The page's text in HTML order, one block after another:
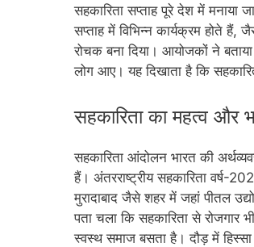
सहकारिता सप्ताह पूरे देश में
सप्ताह में विभिन्न कार्यक्रम होते
रोचक बना दिया। आयोजकों ने
लोग आए। यह दिखाता है कि
सहकारिता का महत्व और
सहकारिता आंदोलन भारत की
हैं। अंतरराष्ट्रीय सहकारिता वर्ष-
मुरादाबाद जैसे शहर में जहां पीतल
पता चला कि सहकारिता से
स्वस्थ समाज बसता है। दौड़ में